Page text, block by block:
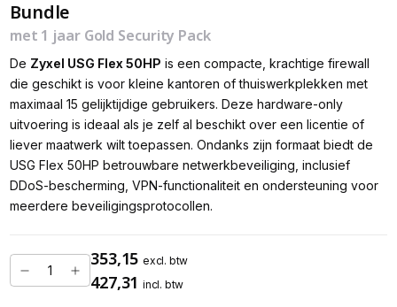
Bundle
met 1 jaar Gold Security Pack
De Zyxel USG Flex 50HP is een compacte, krachtige firewall
die geschikt is voor kleine kantoren of thuiswerkplekken met
maximaal 15 gelijktijdige gebruikers. Deze hardware-only
uitvoering is ideaal als je zelf al beschikt over een licentie of
liever maatwerk wilt toepassen. Ondanks zijn formaat biedt de
USG Flex 50HP betrouwbare netwerkbeveiliging, inclusief
DDoS-bescherming, VPN-functionaliteit en ondersteuning voor
meerdere beveiligingsprotocollen.
353,15 excl. btw
427,31 incl. btw